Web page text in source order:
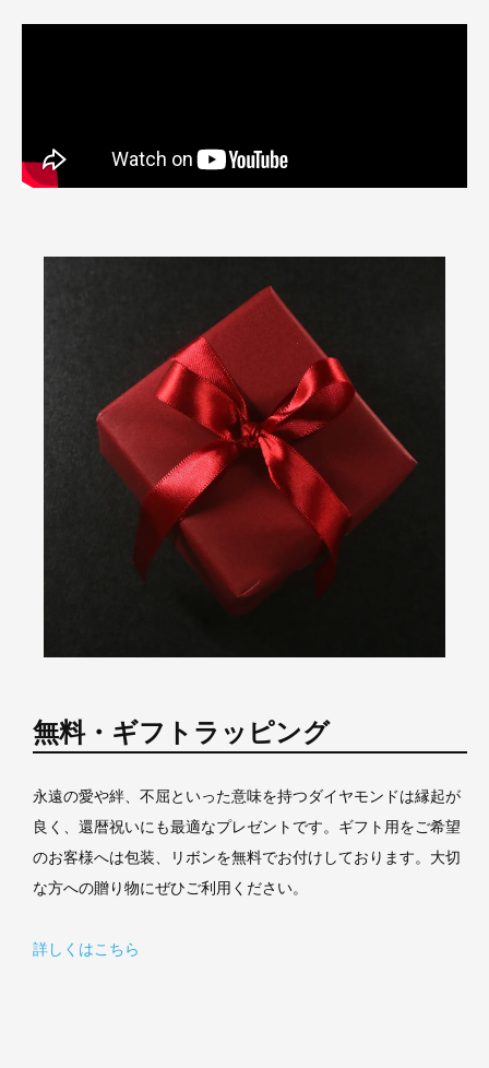
無料・ギフトラッピング
永遠の愛や絆、不屈といった意味を持つダイヤモンドは縁起が
良く、還暦祝いにも最適なプレゼントです。ギフト用をご希望
のお客様へは包装、リボンを無料でお付けしております。大切
な方への贈り物にぜひご利用ください。
詳しくはこちら